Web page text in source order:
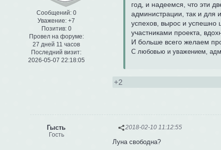
Сообщений:0
Уважение: +7
Позитив: 0
Провел на форуме:
27 дней 11 часов
Последний визит:
2026-05-07 22:18:05
год, и надеемся, что эти
администрации, так и для
успехов, вырос и
участниками проекта,
И больше всего желаем
С любовью и уважением,
+2
2018-02-10 11:12:55
Гысть
Гость
Луна свободна?